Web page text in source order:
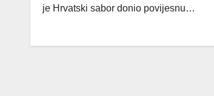
je Hrvatski sabor donio povijesnu…